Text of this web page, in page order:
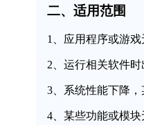
二、适用范围
1、应用程序或游戏
2、运行相关软件时
3、系统性能下降，
4、某些功能或模块